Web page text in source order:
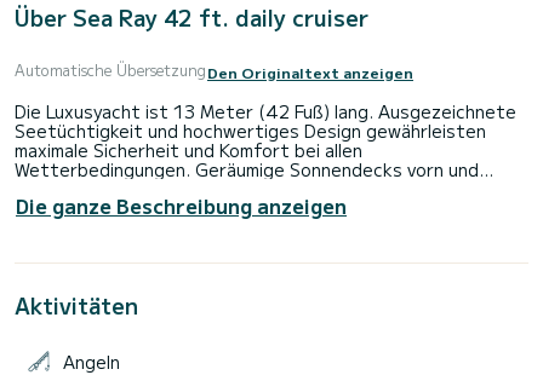
Über Sea Ray 42 ft. daily cruiser
Automatische ÜbersetzungDen Originaltext anzeigen
Die Luxusyacht ist 13 Meter (42 Fuß) lang. Ausgezeichnete
Seetüchtigkeit und hochwertiges Design gewährleisten
maximale Sicherheit und Komfort bei allen
Wetterbedingungen. Geräumige Sonnendecks vorn und
Vergnügen an Bord. Die Yacht wird von zwei Motoren mit
jeweils 330 PS angetrieben. Da die Yacht eine
Ihrer gesamten Tour eine sichere und schnelle Fahrt
Die ganze Beschreibung anzeigen
Aktivitäten
Angeln